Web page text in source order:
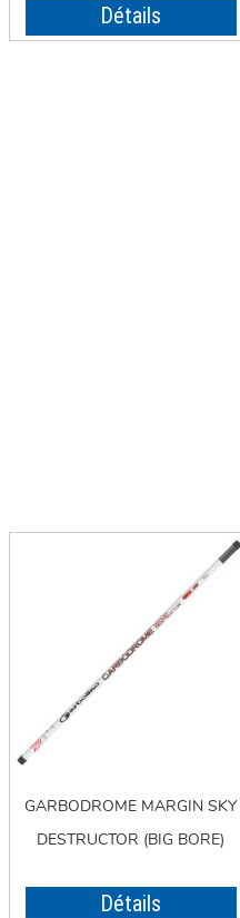
Détails
GARBODROME MARGIN SKY
DESTRUCTOR (BIG BORE)
Détails